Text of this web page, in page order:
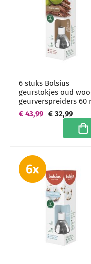
6 stuks Bolsius
geurstokjes oud
geurverspreiders 60
grootverpakking
€ 32,99
€ 43,99
In